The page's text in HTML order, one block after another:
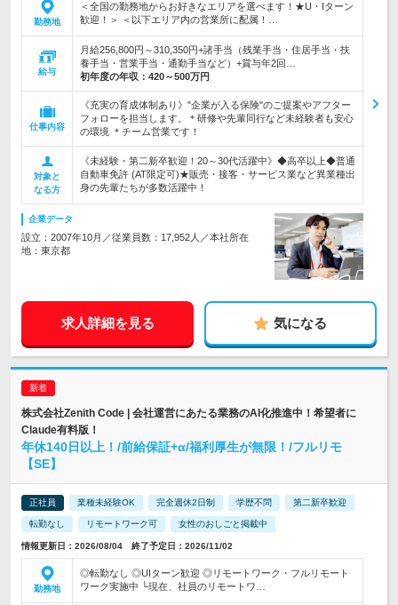
勤務地
＜全国の勤務地からお好きなエリアを選べます！★U・Iターン
歓迎！＞ ＜以下エリア内の営業所に配属！…
給与
月給256,800円～310,350円+諸手当（残業手当・住居手当・扶
養手当・営業手当・通勤手当など）+賞与年2回…
初年度の年収： 420～500万円
仕事内容
《充実の育成体制あり》"企業が入る保険"のご提案やアフター
フォローを担当します。＊研修や先輩同行など未経験者も安心
の環境 ＊チーム営業です！
対象と
なる方
《未経験・第二新卒歓迎！20～30代活躍中》◆高卒以上◆普通
自動車免許 (AT限定可)★販売・接客・サービス業など異業種出
身の先輩たちが多数活躍中！
企業データ
設立：2007年10月／従業員数：17,952人／本社所在
地：東京都
求人詳細を見る 気になる
株式会社Zenith Code | 会社運営にあたる業務のAI化推進中！希望者に
Claude有料版！
年休140日以上！/前給保証+α/福利厚生が無限！/フルリモ
【SE】
正社員 業種未経験OK 完全週休2日制 学歴不問 第二新卒歓迎
転勤なし リモートワーク可 女性のおしごと掲載中
情報更新日：2026/08/04 終了予定日：2026/11/02
勤務地
◎転勤なし ◎UIターン歓迎 ◎リモートワーク・フルリモート
ワーク実施中 └現在、社員のリモートワ…